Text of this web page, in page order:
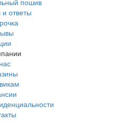
ответы